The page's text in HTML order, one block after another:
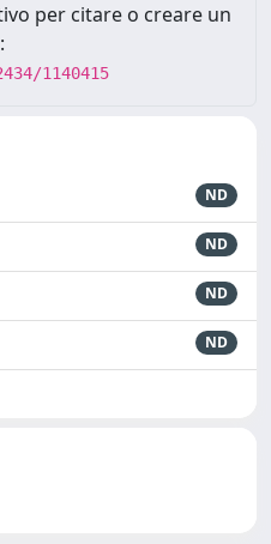
per citare o creare un
1140415
ND
ND
ND
ND